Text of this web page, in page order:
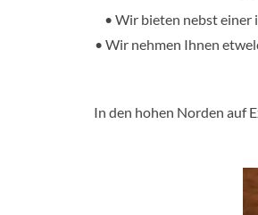
• Wir bieten nebst einer
• Wir nehmen Ihnen
In den hohen Norden auf